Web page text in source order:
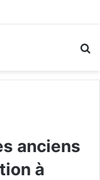
anciens
à